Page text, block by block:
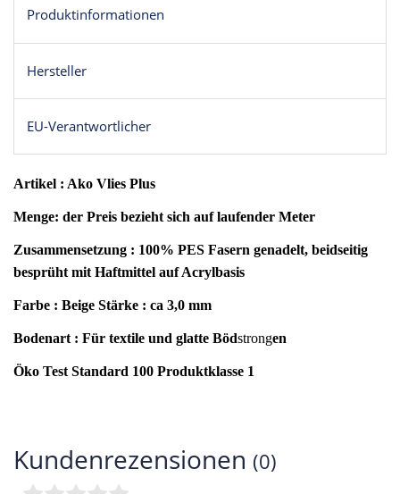
Produktinformationen
Hersteller
EU-Verantwortlicher
Artikel : Ako Vlies Plus
Menge: der Preis bezieht sich auf laufender Meter
Zusammensetzung : 100% PES Fasern genadelt, beidseitig
besprüht mit Haftmittel auf Acrylbasis
Farbe : Beige Stärke : ca 3,0 mm
Bodenart : Für textile und glatte Bödstrongen
Öko Test Standard 100 Produktklasse 1
Kundenrezensionen (0)